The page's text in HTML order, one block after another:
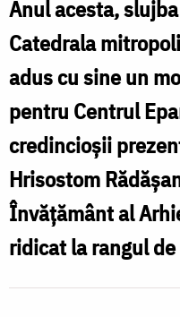
în
slujba
Bisericii
Anul acesta,
Catedrala
adus cu sine un
pentru Centrul
credincioșii
Hrisostom
Învățământ al
ridicat la rangul